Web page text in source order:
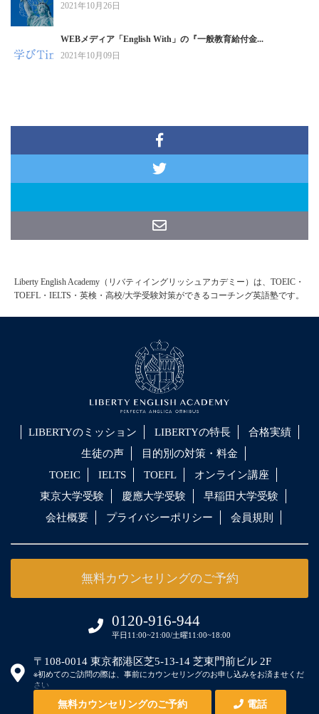
2021年10月26日
WEBメディア「English With」の『一般教育給付金...
2021年10月09日
無料カウンセリングのご予約 電話
Liberty English Academy（リバティイングリッシュアカデミー）は、TOEIC・
TOEFL・IELTS・英検・高校/大学受験対策ができるコーチング英語塾です。
LIBERTYのミッション LIBERTYの特長
合格実績
生徒の声
目的別の対策・料金
TOEIC
IELTS TOEFL
オンライン講座
東京大学受験
慶應大学受験
早稲田大学受験
会社概要
プライバシーポリシー 会員規則
無料カウンセリングのご予約
0120-916-944
平日11:00~21:00/土曜11:00~18:00
〒108-0014 東京都港区芝5-13-14 芝東門前ビル 2F
※初めてのご訪問の際は、事前にカウンセリングのお申し込みをお済ませくだ
さい